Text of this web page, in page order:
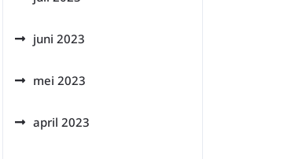
juni 2023
mei 2023
april 2023